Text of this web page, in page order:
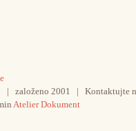
| založeno 2001 | Kontaktujte
Atelier Dokument